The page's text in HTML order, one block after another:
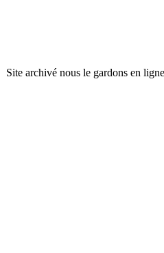
Site archivé nous le gardons en